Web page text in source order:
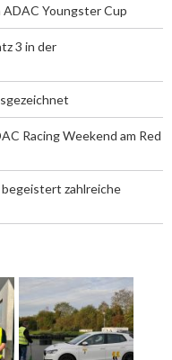
Youngster Cup
3 in der
Racing Weekend am Red
zahlreiche